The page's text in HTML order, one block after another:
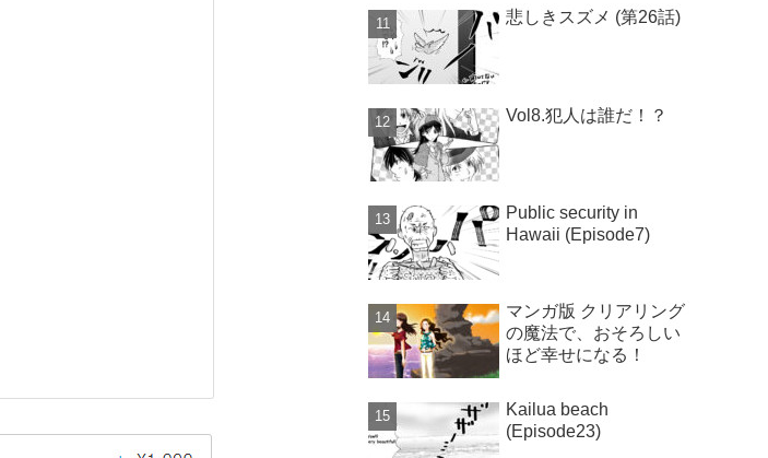
悲しきスズメ (第26話)
Vol8.犯人は誰だ！？
Public security in
Hawaii (Episode7)
マンガ版 クリアリング
の魔法で、おそろしい
ほど幸せになる！
Kailua beach
(Episode23)